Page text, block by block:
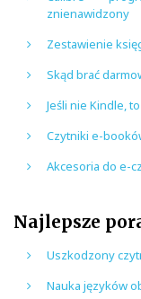
znienawidzony
Zestawienie
Skąd brać
Jeśli nie Kindle,
Czytniki e-
Akcesoria do e-
Najlepsze
Uszkodzony
Nauka języków